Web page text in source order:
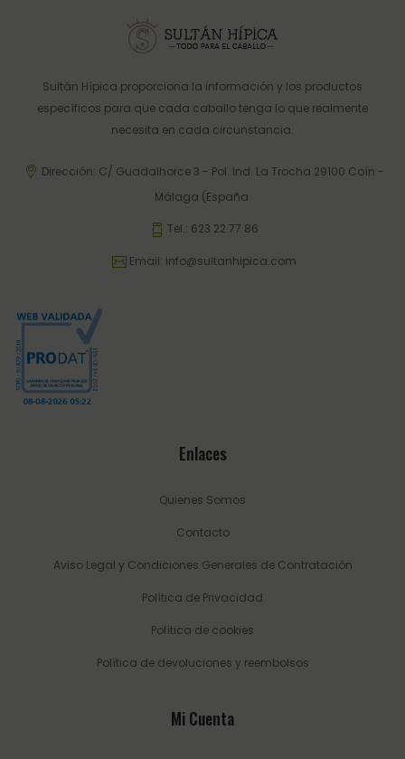
Sultán Hípica proporciona la información y los productos
específicos para que cada caballo tenga lo que realmente
necesita en cada circunstancia.
Dirección: C/ Guadalhorce 3 - Pol. Ind. La Trocha 29100 Coín -
Málaga (España.
Tel.: 623 22 77 86
Email: info@sultanhipica.com
Enlaces
Quienes Somos
Contacto
Aviso Legal y Condiciones Generales de Contratación
Política de Privacidad
Política de cookies
Política de devoluciones y reembolsos
Mi Cuenta